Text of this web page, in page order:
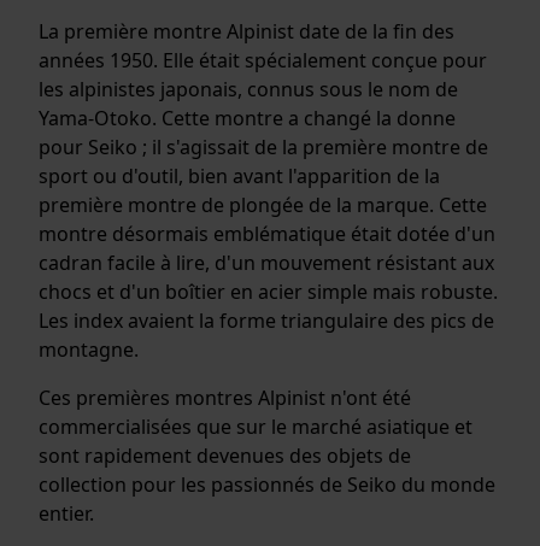
La première montre Alpinist date de la fin des
années 1950. Elle était spécialement conçue pour
les alpinistes japonais, connus sous le nom de
Yama-Otoko. Cette montre a changé la donne
pour Seiko ; il s'agissait de la première montre de
sport ou d'outil, bien avant l'apparition de la
première montre de plongée de la marque. Cette
montre désormais emblématique était dotée d'un
cadran facile à lire, d'un mouvement résistant aux
chocs et d'un boîtier en acier simple mais robuste.
Les index avaient la forme triangulaire des pics de
montagne.
Ces premières montres Alpinist n'ont été
commercialisées que sur le marché asiatique et
sont rapidement devenues des objets de
collection pour les passionnés de Seiko du monde
entier.